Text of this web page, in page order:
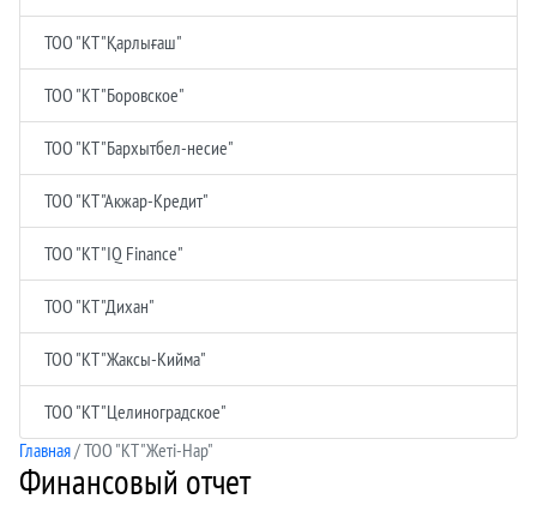
ТОО "КТ "Қарлығаш"
ТОО "КТ "Боровское"
ТОО "КТ "Бархытбел-несие"
ТОО "КТ "Акжар-Кредит"
ТОО "КТ "IQ Finance"
ТОО "КТ "Дихан"
ТОО "КТ "Жаксы-Кийма"
ТОО "КТ "Целиноградское"
Главная/ ТОО "КТ "Жеті-Нар"
Финансовый отчет